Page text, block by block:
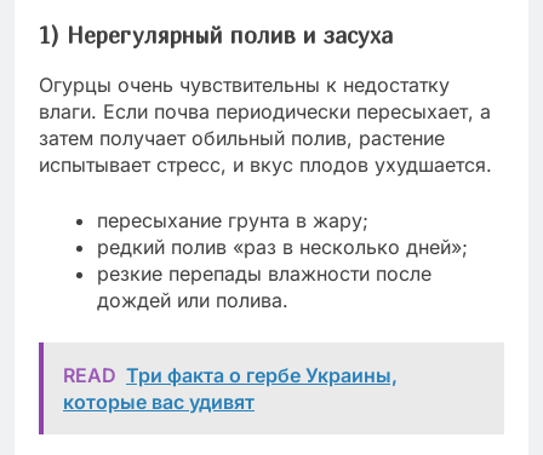
1) Нерегулярный полив и засуха
Огурцы очень чувствительны к недостатку
влаги. Если почва периодически пересыхает, а
затем получает обильный полив, растение
испытывает стресс, и вкус плодов ухудшается.
пересыхание грунта в жару;
редкий полив «раз в несколько дней»;
резкие перепады влажности после
дождей или полива.
READ Три факта о гербе Украины,
которые вас удивят